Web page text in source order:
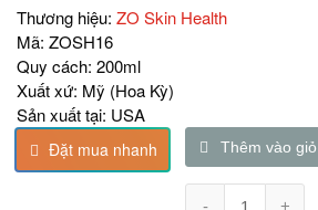
Thương hiệu: ZO Skin Health
Mã: ZOSH16
Quy cách: 200ml
Xuất xứ: Mỹ (Hoa Kỳ)
Sản xuất tại: USA
Đặt mua nhanh Thêm vào